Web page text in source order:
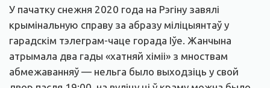
У пачатку снежня 2020 года на Рэгіну завялі
крымінальную справу за абразу міліцыянтаў у
гарадскім тэлеграм-чаце горада Іўе. Жанчына
атрымала два гады «хатняй хіміі» з мноствам
абмежаванняў — нельга было выходзіць у свой